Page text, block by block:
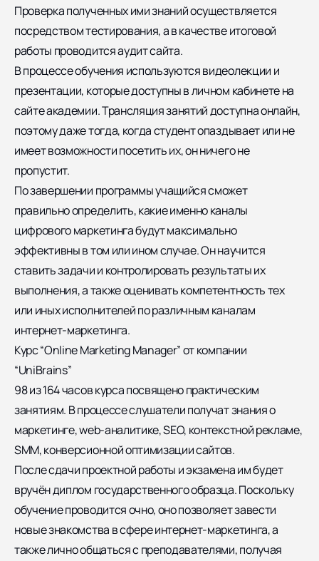
Проверка полученных ими знаний осуществляется
посредством тестирования, а в качестве итоговой
работы проводится аудит сайта.
В процессе обучения используются видеолекции и
презентации, которые доступны в личном кабинете на
сайте академии. Трансляция занятий доступна онлайн,
поэтому даже тогда, когда студент опаздывает или не
имеет возможности посетить их, он ничего не
пропустит.
По завершении программы учащийся сможет
правильно определить, какие именно каналы
цифрового маркетинга будут максимально
эффективны в том или ином случае. Он научится
ставить задачи и контролировать результаты их
выполнения, а также оценивать компетентность тех
или иных исполнителей по различным каналам
интернет-маркетинга.
Курс “Online Marketing Manager” от компании
“UniBrains”
98 из 164 часов курса посвящено практическим
занятиям. В процессе слушатели получат знания о
маркетинге, web-аналитике, SEO, контекстной рекламе,
SMM, конверсионной оптимизации сайтов.
После сдачи проектной работы и экзамена им будет
вручён диплом государственного образца. Поскольку
обучение проводится очно, оно позволяет завести
новые знакомства в сфере интернет-маркетинга, а
также лично общаться с преподавателями, получая